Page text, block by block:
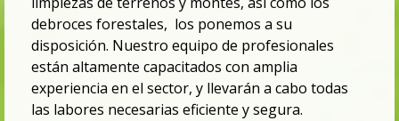
debroces forestales, los ponemos a su
disposición. Nuestro equipo de profesionales
están altamente capacitados con amplia
experiencia en el sector, y llevarán a cabo todas
las labores necesarias eficiente y segura.